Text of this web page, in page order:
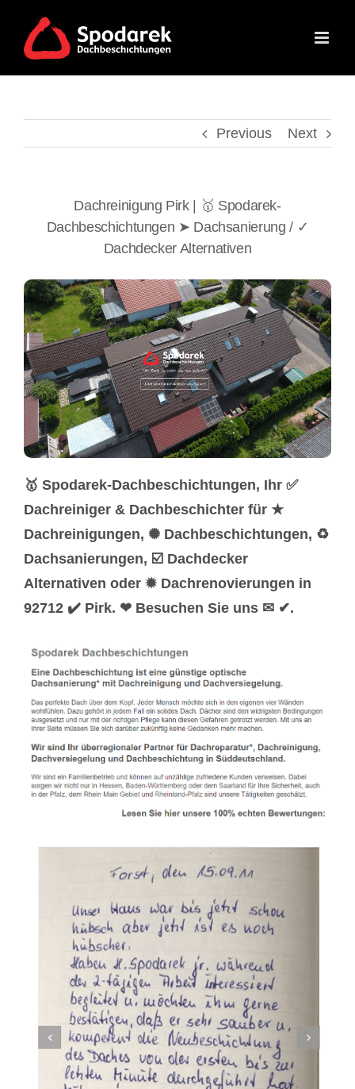
content
Previous Next
Dachreinigung Pirk | 🥇 Spodarek-
Dachbeschichtungen ➤ Dachsanierung / ✓
Dachdecker Alternativen
🥇 Spodarek-Dachbeschichtungen, Ihr ✅
Dachreiniger & Dachbeschichter für ★
Dachreinigungen, ✺ Dachbeschichtungen, ♻
Dachsanierungen, ☑️ Dachdecker
Alternativen oder ✹ Dachrenovierungen in
92712 ✔️ Pirk. ❤ Besuchen Sie uns ✉ ✔.